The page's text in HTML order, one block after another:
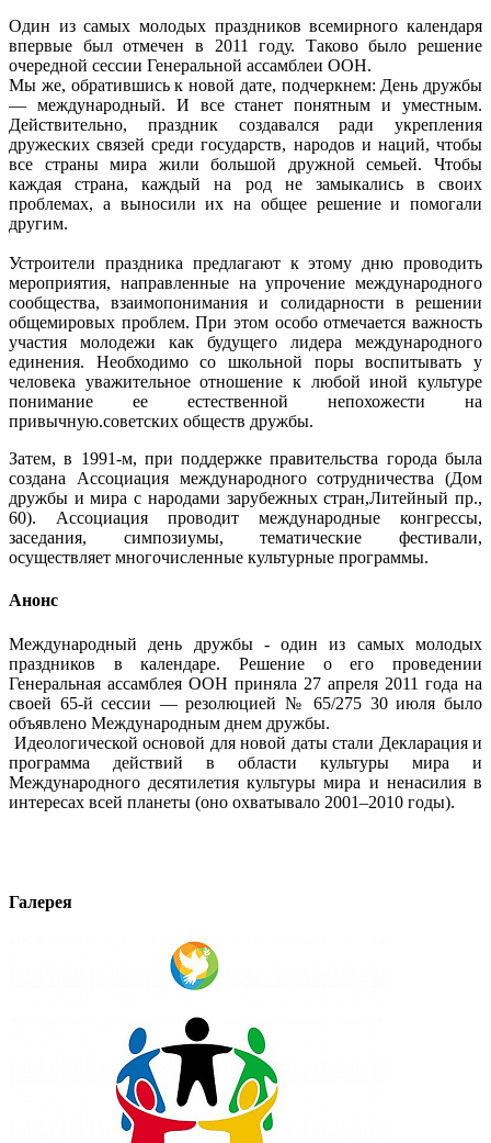
Один из самых молодых праздников всемирного календаря
впервые был отмечен в 2011 году. Таково было решение
очередной сессии Генеральной ассамблеи ООН.
Мы же, обратившись к новой дате, подчеркнем: День дружбы
— международный. И все станет понятным и уместным.
Действительно, праздник создавался ради укрепления
дружеских связей среди государств, народов и наций, чтобы
все страны мира жили большой дружной семьей. Чтобы
каждая страна, каждый на род не замыкались в своих
проблемах, а выносили их на общее решение и помогали
другим.
Устроители праздника предлагают к этому дню проводить
мероприятия, направленные на упрочение международного
сообщества, взаимопонимания и солидарности в решении
общемировых проблем. При этом особо отмечается важность
участия молодежи как будущего лидера международного
единения. Необходимо со школьной поры воспитывать у
человека уважительное отношение к любой иной культуре
понимание ее естественной непохожести на
привычную.советских обществ дружбы.
Затем, в 1991-м, при поддержке правительства города была
создана Ассоциация международного сотрудничества (Дом
дружбы и мира с народами зарубежных стран,Литейный пр.,
60). Ассоциация проводит международные конгрессы,
заседания, симпозиумы, тематические фестивали,
осуществляет многочисленные культурные программы.
Анонс
Международный день дружбы - один из самых молодых
праздников в календаре. Решение о его проведении
Генеральная ассамблея ООН приняла 27 апреля 2011 года на
своей 65-й сессии — резолюцией № 65/275 30 июля было
объявлено Международным днем дружбы.
Идеологической основой для новой даты стали Декларация и
программа действий в области культуры мира и
Международного десятилетия культуры мира и ненасилия в
интересах всей планеты (оно охватывало 2001–2010 годы).
Галерея